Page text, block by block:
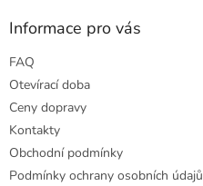
Informace pro vás
FAQ
Otevírací doba
Ceny dopravy
Kontakty
Obchodní podmínky
Podmínky ochrany osobních údajů